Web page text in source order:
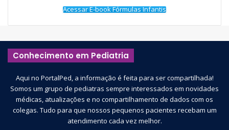
Acessar E-book Fórmulas Infantis
Conhecimento em Pediatria
Aqui no PortalPed, a informação é feita para ser compartilhada!
Somos um grupo de pediatras sempre interessados em novidades
médicas, atualizações e no compartilhamento de dados com os
colegas. Tudo para que nossos pequenos pacientes recebam um
atendimento cada vez melhor.